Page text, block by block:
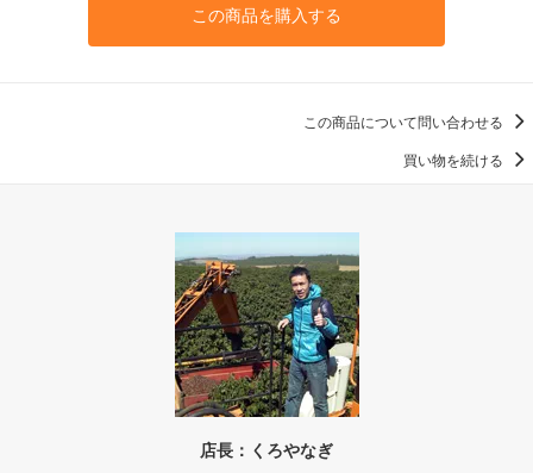
この商品を購入する
この商品について問い合わせる
買い物を続ける
店長：くろやなぎ